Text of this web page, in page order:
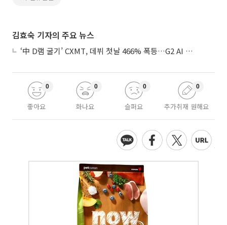
김효숙 기자의 주요 뉴스
‘中 D램 굴기’ CXMT, 데뷔 첫날 466% 폭등…G2 AI 패권 ‘쩐의 전쟁’
좋아요
0
화나요
0
슬퍼요
0
추가취재 원해요
0